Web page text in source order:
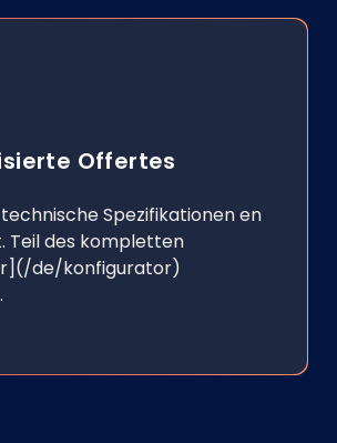
Offertes
Spezifikationen en
Teil des kompletten
de/konfigurator)